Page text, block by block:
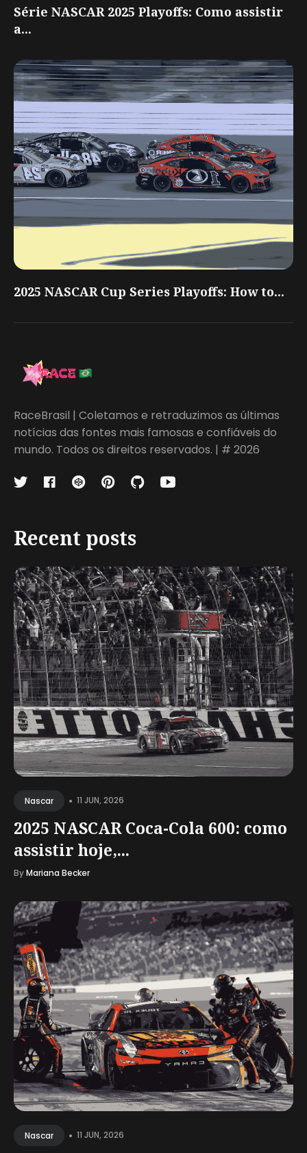
Série NASCAR 2025 Playoffs: Como assistir
a...
2025 NASCAR Cup Series Playoffs: How to...
RaceBrasil | Coletamos e retraduzimos as últimas
notícias das fontes mais famosas e confiáveis do
mundo. Todos os direitos reservados. | # 2026
Recent posts
Nascar • 11 JUN, 2026
2025 NASCAR Coca-Cola 600: como
assistir hoje,...
ByMariana Becker
Nascar • 11 JUN, 2026